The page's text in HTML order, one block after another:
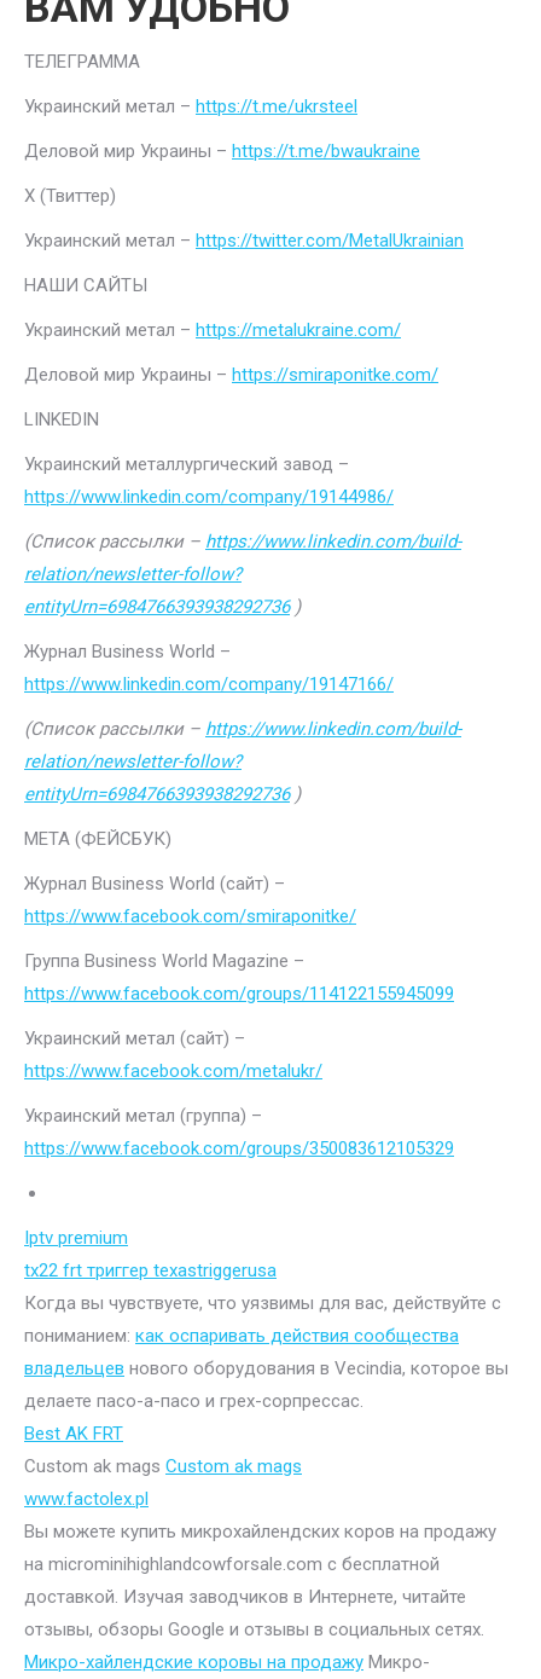
ТЕЛЕГРАММА
Украинский метал – https://t.me/ukrsteel
Деловой мир Украины – https://t.me/bwaukraine
Х (Твиттер)
Украинский метал – https://twitter.com/MetalUkrainian
НАШИ САЙТЫ
Украинский метал – https://metalukraine.com/
Деловой мир Украины – https://smiraponitke.com/
LINKEDIN
Украинский металлургический завод –
https://www.linkedin.com/company/19144986/
(Список рассылки – https://www.linkedin.com/build-
relation/newsletter-follow?
entityUrn=6984766393938292736)
Журнал Business World –
https://www.linkedin.com/company/19147166/
(Список рассылки – https://www.linkedin.com/build-
relation/newsletter-follow?
entityUrn=6984766393938292736)
МЕТА (ФЕЙСБУК)
Журнал Business World (сайт) –
https://www.facebook.com/smiraponitke/
Группа Business World Magazine –
https://www.facebook.com/groups/114122155945099
Украинский метал (сайт) –
https://www.facebook.com/metalukr/
Украинский метал (группа) –
https://www.facebook.com/groups/350083612105329
Iptv premium
tx22 frt триггер texastriggerusa
Когда вы чувствуете, что уязвимы для вас, действуйте с
пониманием: как оспаривать действия сообщества
владельцев нового оборудования в Vecindia, которое вы
делаете пасо-а-пасо и грех-сорпрессас.
Best AK FRT
Custom ak mags Custom ak mags
www.factolex.pl
Вы можете купить микрохайлендских коров на продажу
на microminihighlandcowforsale.com с бесплатной
доставкой. Изучая заводчиков в Интернете, читайте
отзывы, обзоры Google и отзывы в социальных сетях.
Микро-хайлендские коровы на продажу Микро-